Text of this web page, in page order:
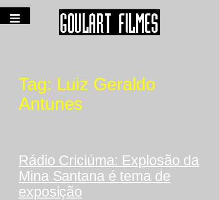
Tag: Luiz Geraldo
Antunes
Rádio Criciúma: Explosão da
Mina Santana é tema de
exposição